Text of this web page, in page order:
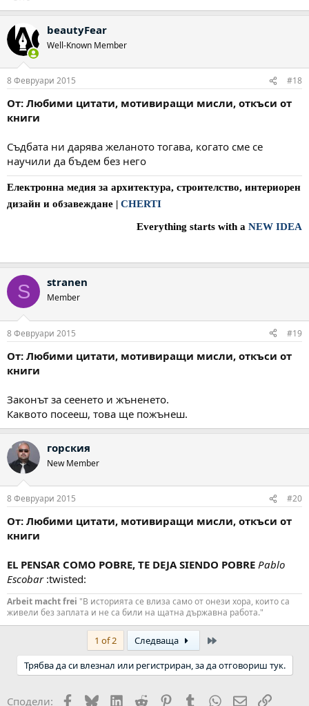
beautyFear
Well-Known Member
8 Февруари 2015 #18
От: Любими цитати, мотивиращи мисли, откъси от
книги
Съдбата ни дарява желаното тогава, когато сме се
научили да бъдем без него
Електронна медия за архитектура, строителство, интериорен
дизайн и обзавеждане | CHERTI
Everything starts with a NEW IDEA
S stranen
Member
8 Февруари 2015 #19
От: Любими цитати, мотивиращи мисли, откъси от
книги
Законът за сеенето и жъненето.
Каквото посееш, това ще пожънеш.
горския
New Member
8 Февруари 2015 #20
От: Любими цитати, мотивиращи мисли, откъси от
книги
EL PENSAR COMO POBRE, TE DEJA SIENDO POBRE Pablo
Escobar:twisted:
Arbeit macht frei "В историята се влиза само от онези хора, които са
живели без заплата и не са били на щатна държавна работа."
1 of 2 Следваща
Трябва да си влезнал или регистриран, за да отговориш тук.
Сподели: Facebook
BlueskyLinkedIn
Reddit PinterestTumblr WhatsApp
EmailLink